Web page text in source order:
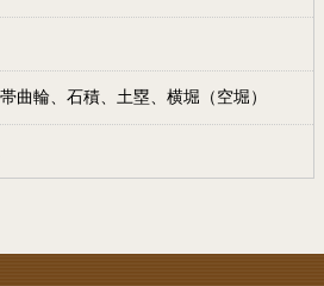
曲輪、石積、土塁、横堀（空堀）